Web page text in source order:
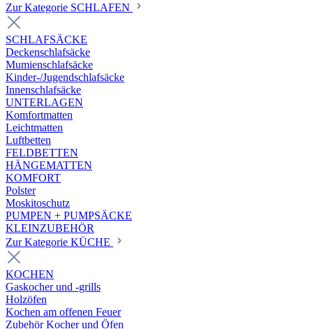
Zur Kategorie SCHLAFEN
SCHLAFSÄCKE
Deckenschlafsäcke
Mumienschlafsäcke
Kinder-/Jugendschlafsäcke
Innenschlafsäcke
UNTERLAGEN
Komfortmatten
Leichtmatten
Luftbetten
FELDBETTEN
HÄNGEMATTEN
KOMFORT
Polster
Moskitoschutz
PUMPEN + PUMPSÄCKE
KLEINZUBEHÖR
Zur Kategorie KÜCHE
KOCHEN
Gaskocher und -grills
Holzöfen
Kochen am offenen Feuer
Zubehör Kocher und Öfen